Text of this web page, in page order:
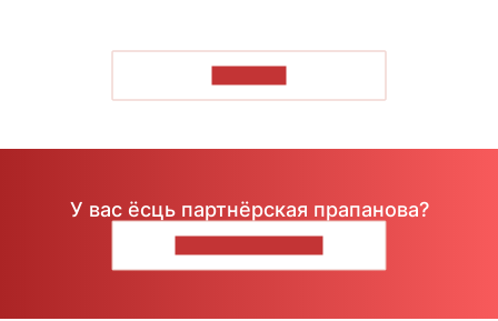
У вас ёсць партнёрская прапанова?